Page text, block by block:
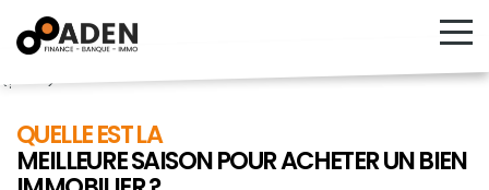
<!---->
QUELLE EST LA
MEILLEURE SAISON POUR ACHETER UN BIEN